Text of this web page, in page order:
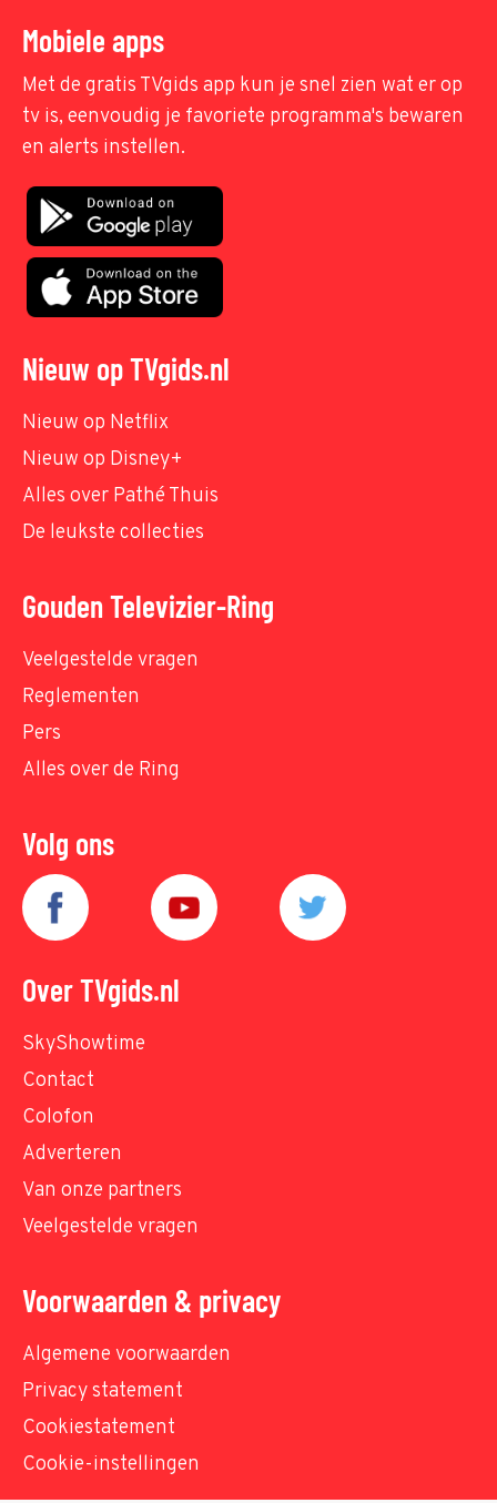
Mobiele apps
Met de gratis TVgids app kun je snel zien wat er op
tv is, eenvoudig je favoriete programma's bewaren
en alerts instellen.
Nieuw op TVgids.nl
Nieuw op Netflix
Nieuw op Disney+
Alles over Pathé Thuis
De leukste collecties
Gouden Televizier-Ring
Veelgestelde vragen
Reglementen
Pers
Alles over de Ring
Volg ons
Over TVgids.nl
SkyShowtime
Contact
Colofon
Adverteren
Van onze partners
Veelgestelde vragen
Voorwaarden & privacy
Algemene voorwaarden
Privacy statement
Cookiestatement
Cookie-instellingen